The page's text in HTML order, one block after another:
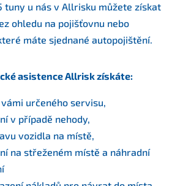
tuny u nás v Allrisku můžete získat
ohledu na pojišťovnu nebo
máte sjednané autopojištění.
asistence Allrisk získáte:
určeného servisu,
v případě nehody,
vozidla na místě,
na střeženém místě a náhradní